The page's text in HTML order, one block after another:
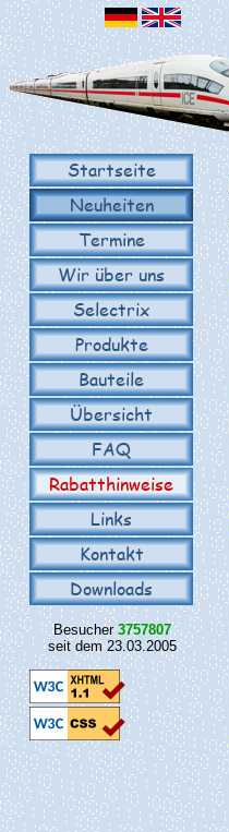
Startseite
Neuheiten
Termine
Wir über uns
Selectrix
Produkte
Bauteile
Übersicht
FAQ
Rabatthinweise
Links
Kontakt
Downloads
Besucher3757807
seit dem 23.03.2005